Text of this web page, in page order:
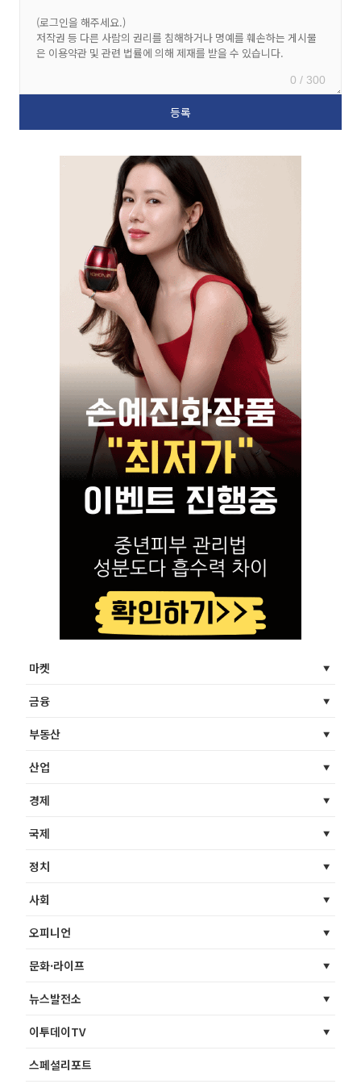
0 / 300
마켓
금융
부동산
산업
경제
국제
정치
사회
오피니언
문화·라이프
뉴스발전소
이투데이TV
스페셜리포트